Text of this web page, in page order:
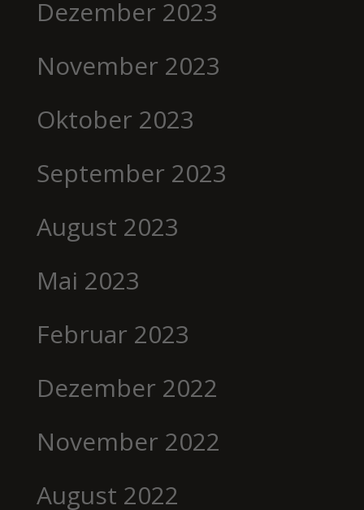
Dezember 2023
November 2023
Oktober 2023
September 2023
August 2023
Mai 2023
Februar 2023
Dezember 2022
November 2022
August 2022